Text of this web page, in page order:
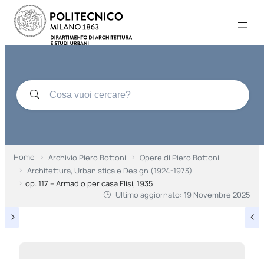
Home Archivio Piero Bottoni
Opere di Piero Bottoni
Architettura, Urbanistica e Design (1924-1973)
op. 117 – Armadio per casa Elisi, 1935
Ultimo aggiornato: 19 Novembre 2025